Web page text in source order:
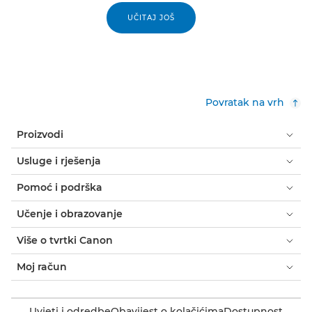
UČITAJ JOŠ
Povratak na vrh
Proizvodi
Usluge i rješenja
Pomoć i podrška
Učenje i obrazovanje
Više o tvrtki Canon
Moj račun